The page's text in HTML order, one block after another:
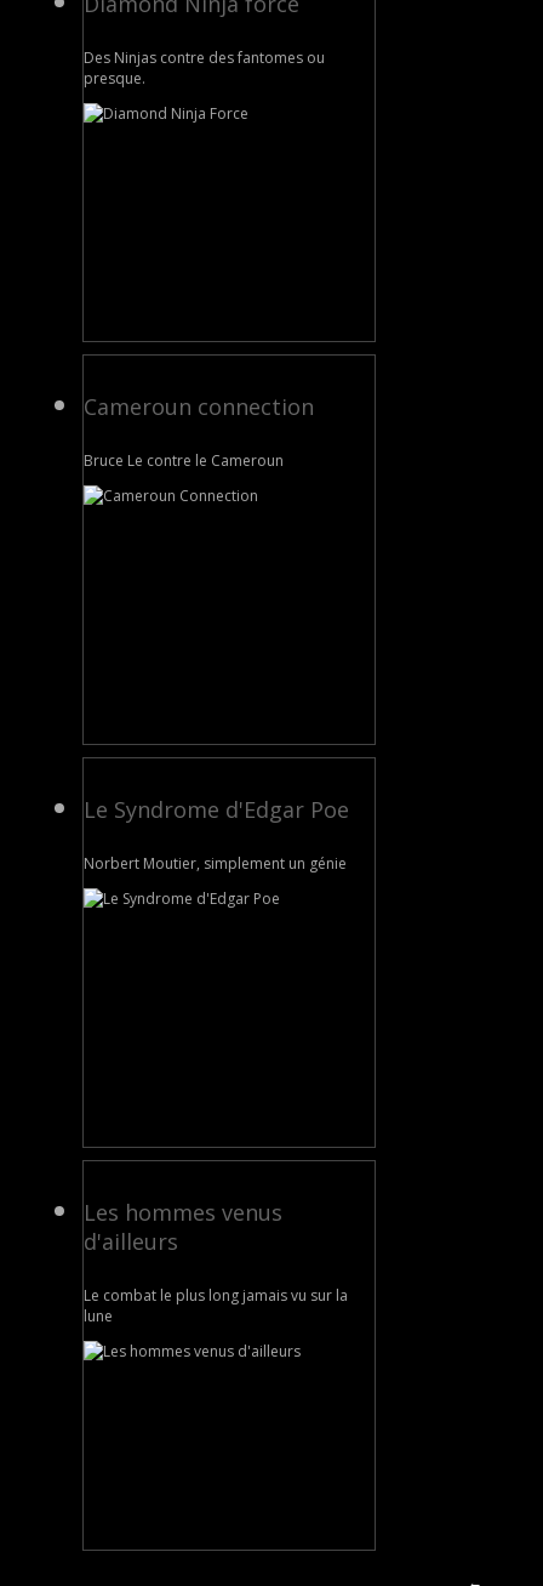
Des Ninjas contre des fantomes ou
presque.
Cameroun connection
Bruce Le contre le Cameroun
Le Syndrome d'Edgar Poe
Norbert Moutier, simplement un génie
Les hommes venus
d'ailleurs
Le combat le plus long jamais vu sur la
lune
←